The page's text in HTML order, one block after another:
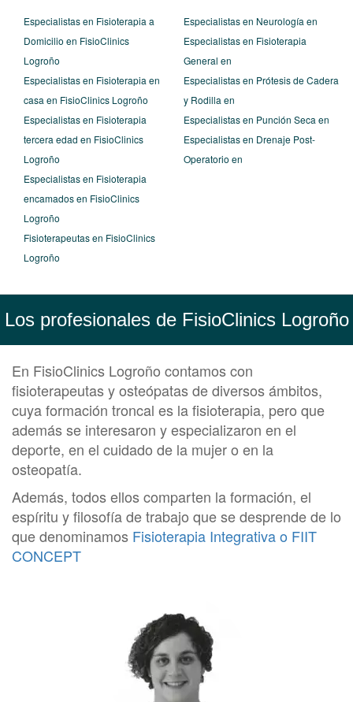
Especialistas en Fisioterapia a
Domicilio en FisioClinics
Logroño
Especialistas en Fisioterapia en
casa en FisioClinics Logroño
Especialistas en Fisioterapia
tercera edad en FisioClinics
Logroño
Especialistas en Fisioterapia
encamados en FisioClinics
Logroño
Fisioterapeutas en FisioClinics
Logroño
Especialistas en Neurología en
Especialistas en Fisioterapia
General en
Especialistas en Prótesis de Cadera
y Rodilla en
Especialistas en Punción Seca en
Especialistas en Drenaje Post-
Operatorio en
Los profesionales de FisioClinics Logroño
En FisioClinics Logroño contamos con
fisioterapeutas y osteópatas de diversos ámbitos,
cuya formación troncal es la fisioterapia, pero que
además se interesaron y especializaron en el
deporte, en el cuidado de la mujer o en la
osteopatía.
Además, todos ellos comparten la formación, el
espíritu y filosofía de trabajo que se desprende de lo
que denominamos Fisioterapia Integrativa o FIIT
CONCEPT